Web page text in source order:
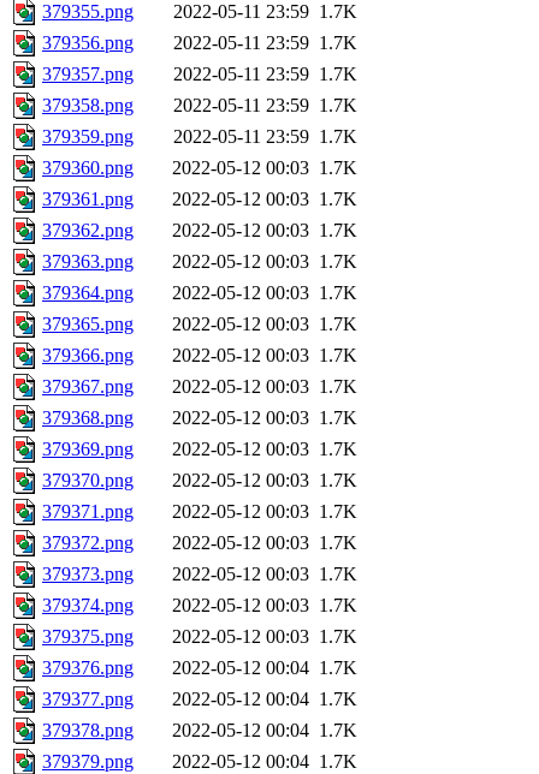
379355.png 2022-05-11 23:59 1.7K
379356.png
2022-05-11 23:59 1.7K
379357.png
2022-05-11 23:59 1.7K
379358.png
2022-05-11 23:59 1.7K
379359.png
2022-05-11 23:59 1.7K
379360.png
2022-05-12 00:03 1.7K
379361.png
2022-05-12 00:03 1.7K
379362.png
2022-05-12 00:03 1.7K
379363.png
2022-05-12 00:03 1.7K
379364.png
2022-05-12 00:03 1.7K
379365.png
2022-05-12 00:03 1.7K
379366.png
2022-05-12 00:03 1.7K
379367.png
2022-05-12 00:03 1.7K
379368.png
2022-05-12 00:03 1.7K
379369.png
2022-05-12 00:03 1.7K
379370.png
2022-05-12 00:03 1.7K
379371.png
2022-05-12 00:03 1.7K
379372.png
2022-05-12 00:03 1.7K
379373.png
2022-05-12 00:03 1.7K
379374.png
2022-05-12 00:03 1.7K
379375.png
2022-05-12 00:03 1.7K
379376.png
2022-05-12 00:04 1.7K
379377.png
2022-05-12 00:04 1.7K
379378.png
2022-05-12 00:04 1.7K
379379.png
2022-05-12 00:04 1.7K